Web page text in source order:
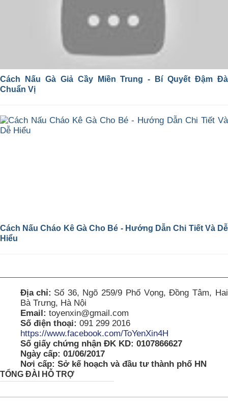
Cách Nấu Gà Giả Cầy Miền Trung - Bí Quyết Đậm Đà
Chuẩn Vị
Cách Nấu Cháo Kê Gà Cho Bé - Hướng Dẫn Chi Tiết Và Dễ
Hiểu
Địa chỉ: Số 36, Ngõ 259/9 Phố Vọng, Đồng Tâm, Hai
Bà Trưng, Hà Nội
Email: toyenxin@gmail.com
Số điện thoại: 091 299 2016
https://www.facebook.com/ToYenXin4H
Số giấy chứng nhận ĐK KD: 0107866627
Ngày cấp: 01/06/2017
Nơi cấp: Sở kế hoạch và đầu tư thành phố HN
TỔNG ĐÀI HỖ TRỢ